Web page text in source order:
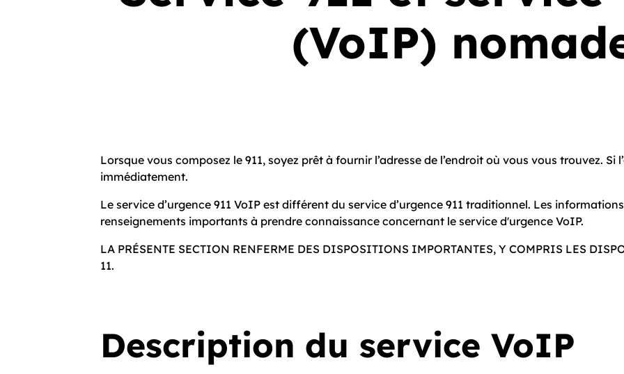
(VoIP)
Lorsque vous composez le 911, soyez prêt à fournir l’adresse de l’endroit où vous vous trouvez. Si
immédiatement.
Le service d’urgence 911 VoIP est différent du service d’urgence 911 traditionnel. Les
renseignements importants à prendre connaissance concernant le service d'urgence VoIP.
LA PRÉSENTE SECTION RENFERME DES DISPOSITIONS IMPORTANTES, Y COMPRIS LES
1­1.
Description du service VoIP